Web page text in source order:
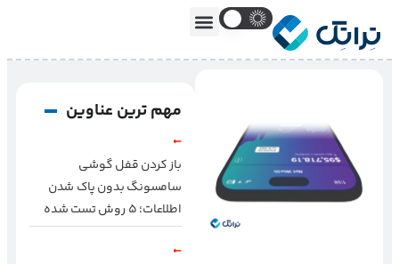
مهم ترین عناوین
باز کردن قفل گوشی
سامسونگ بدون پاک شدن
اطلاعات؛ ۵ روش تست شده